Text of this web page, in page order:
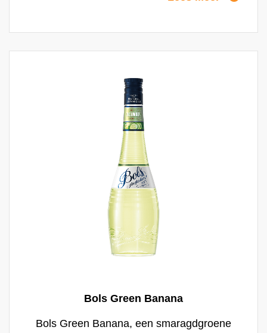
amandel/abrikoos accent van geplette
likeursmaak die net als Aardbei tot vrij
recent in geen enkele bar te vinden was.
het de basissmaak van vrijwel elke soort
roomijs is. Hij past ook uitstekend bij vrijwel
alle op eiken vaten gerijpte distillaten,
waarbij het een lichte vanillesmaak aan de
eiken noot toevoegd. Met de huidige
explosie in het gebruik van vers fruit en
premium ingrediënten in cocktailbars, is Bols
Vanilla het meest waardevolle ingrediënt in
een stijlvol bartenders repertoire.
Bols Green Banana
Bols Green Banana, een smaragdgroene